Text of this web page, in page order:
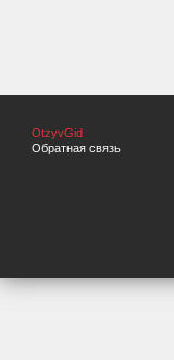
OtzyvGid
Обратная связь